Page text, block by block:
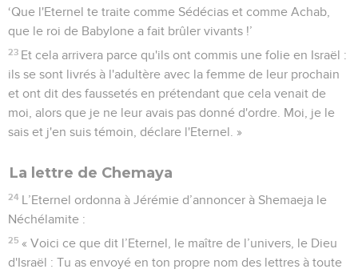
‘Que l'Eternel te traite comme Sédécias et comme Achab,
que le roi de Babylone a fait brûler vivants !’
23 Et cela arrivera parce qu'ils ont commis une folie en Israël :
ils se sont livrés à l'adultère avec la femme de leur prochain
et ont dit des faussetés en prétendant que cela venait de
moi, alors que je ne leur avais pas donné d'ordre. Moi, je le
sais et j'en suis témoin, déclare l'Eternel. »
La lettre de Chemaya
24 L’Eternel ordonna à Jérémie d’annoncer à Shemaeja le
Néchélamite :
25 « Voici ce que dit l’Eternel, le maître de l’univers, le Dieu
d'Israël : Tu as envoyé en ton propre nom des lettres à toute